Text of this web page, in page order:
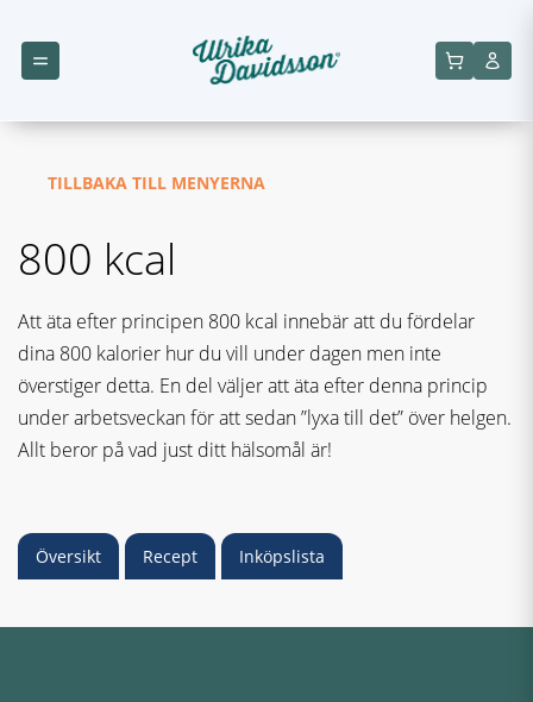
TILLBAKA TILL MENYERNA
800 kcal
Att äta efter principen 800 kcal innebär att du fördelar
dina 800 kalorier hur du vill under dagen men inte
överstiger detta. En del väljer att äta efter denna princip
under arbetsveckan för att sedan ”lyxa till det” över helgen.
Allt beror på vad just ditt hälsomål är!
Översikt Recept Inköpslista